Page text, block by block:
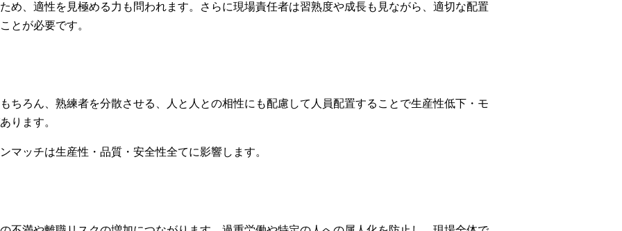
め、適性を見極める力も問われます。さらに現場責任者は習熟度や成長も見ながら、適切な配置
とが必要です。
ちろん、熟練者を分散させる、人と人との相性にも配慮して人員配置することで生産性低下・モ
ります。
マッチは生産性・品質・安全性全てに影響します。